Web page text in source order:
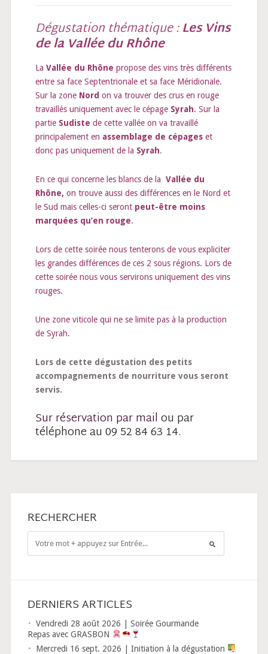
Dégustation thématique :Les Vins
de la Vallée du Rhône
LaVallée du Rhône propose des vins très différents
entre sa face Septentrionale et sa face Méridionale.
Sur la zone Nord on va trouver des crus en rouge
travaillés uniquement avec le cépage Syrah. Sur la
partie Sudiste de cette vallée on va travaillé
principalement en assemblage de cépages et
donc pas uniquement de la Syrah.
En ce qui concerne les blancs de laVallée du
Rhône,on trouve aussi des différences en le Nord et
le Sud mais celles-ci seront peut-être moins
marquées qu’en rouge.
Lors de cette soirée nous tenterons de vous expliciter
les grandes différences de ces 2 sous régions. Lors de
cette soirée nous vous servirons uniquement des vins
rouges.
Une zone viticole qui ne se limite pas à la production
de Syrah.
Lors de cette dégustation des petits
accompagnements de nourriture vous seront
servis.
Sur réservation par mailou par
téléphone au 09 52 84 63 14.
RECHERCHER
DERNIERS ARTICLES
Vendredi 28 août 2026 | Soirée Gourmande
Repas avec GRASBON
Mercredi 16 sept. 2026 | Initiation à la dégustation